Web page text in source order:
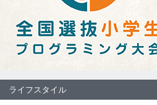
ライフスタイル